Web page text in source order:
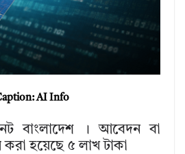
AI Info
বাংলাদেশ । আবেদন বা
করা হয়েছে ৫ লাখ টাকা